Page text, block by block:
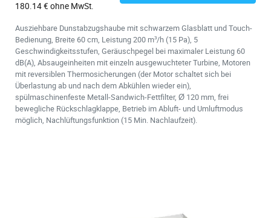
180.14 € ohne MwSt.
Ausziehbare Dunstabzugshaube mit schwarzem Glasblatt und Touch-
Bedienung, Breite 60 cm, Leistung 200 m³/h (15 Pa), 5
Geschwindigkeitsstufen, Geräuschpegel bei maximaler Leistung 60
dB(A), Absaugeinheiten mit einzeln ausgewuchteter Turbine, Motoren
mit reversiblen Thermosicherungen (der Motor schaltet sich bei
Überlastung ab und nach dem Abkühlen wieder ein),
spülmaschinenfeste Metall-Sandwich-Fettfilter, Ø 120 mm, frei
bewegliche Rückschlagklappe, Betrieb im Abluft- und Umluftmodus
möglich, Nachlüftungsfunktion (15 Min. Nachlaufzeit).